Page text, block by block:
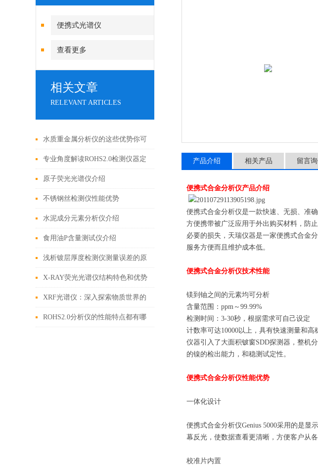
便携式光谱仪
查看更多
相关文章
RELEVANT ARTICLES
水质重金属分析仪的这些优势你可
都知道？
专业角度解读ROHS2.0检测仪器定
期保养的规范与流程
原子荧光光谱仪介绍
不锈钢丝检测仪性能优势
水泥成分元素分析仪介绍
食用油P含量测试仪介绍
浅析镀层厚度检测仪测量误差的原
因
X-RAY荧光光谱仪结构特色和优势
你还不知道？
XRF光谱仪：深入探索物质世界的
非破坏性工具
ROHS2.0分析仪的性能特点都有哪
产品介绍 相关产品 留言
便携式合金分析仪产品介绍
便携式合金分析仪是一款快速、无损、准
方便携带被广泛应用于外出购买材料，防
必要的损失，天瑞仪器是一家便携式合金
服务方便而且维护成本低。
便携式合金分析仪技术性能
镁到铀之间的元素均可分析
含量范围： ppm ～ 99.99%
检测时间： 3-30秒，根据需求可自己设定
计数率可达10000以上，具有快速测量和高
仪器引入了大面积铍窗SDD探测器，整机
的镍的检出能力，和稳测试定性。
便携式合金分析仪性能优势
一体化设计
便携式合金分析仪Genius 5000采用的是显
幕反光，使数据查看更清晰，方便客户从各
校准片内置